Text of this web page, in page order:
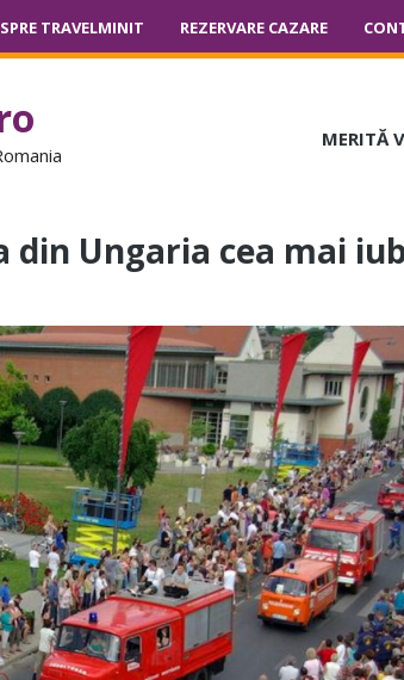
TRAVELMINIT REZERVARE CAZARE
MERITĂ
din Ungaria cea mai